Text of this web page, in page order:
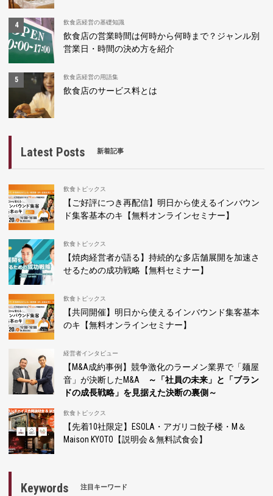
飲食店経営の基礎知識
飲食店の営業時間は何時から何時まで？ジャンル別
営業日・時間の決め方を紹介
飲食店経営の用語集
飲食店のサービス料とは
Latest Posts 新着記事
飲食トピックス
【ご好評につき再配信】明日から使えるインバウン
ド集客基本のキ【無料オンラインセミナー】
飲食トピックス
【焼肉経営者が語る】持続的な多店舗展開を加速さ
せるための成功戦略【無料セミナー】
飲食トピックス
【共同開催】明日から使えるインバウンド集客基本
のキ【無料オンラインセミナー】
経営者インタビュー
【M&A成約事例】競争激化のラーメン業界で「麺屋
音」が決断したM&A
～「社員の未来」と「ブラン
ドの成長戦略」を見据えた決断の裏側～
飲食トピックス
【先着10社限定】ESOLA・アガリコ餃子楼・M＆
Maison KYOTO【説明会＆無料試食会】
Keywords 注目キーワード